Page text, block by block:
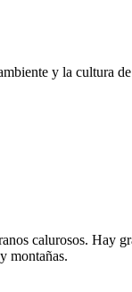
y la cultura
calurosos. Hay
montañas.